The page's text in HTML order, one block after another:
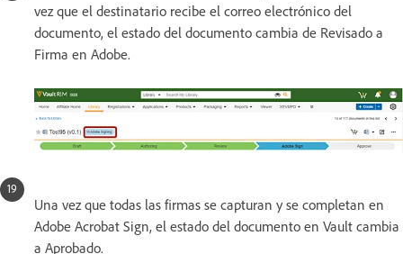
vez que el destinatario recibe el correo electrónico del
documento, el estado del documento cambia de Revisado a
Firma en Adobe.
Una vez que todas las firmas se capturan y se completan en
Adobe Acrobat Sign, el estado del documento en Vault cambia
a Aprobado.